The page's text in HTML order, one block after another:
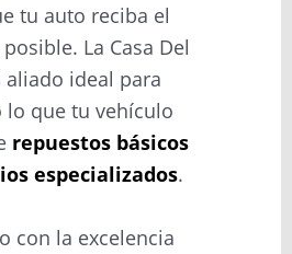
tu auto reciba el
La Casa Del
aliado ideal para
que tu vehículo
repuestos básicos
especializados.
con la excelencia